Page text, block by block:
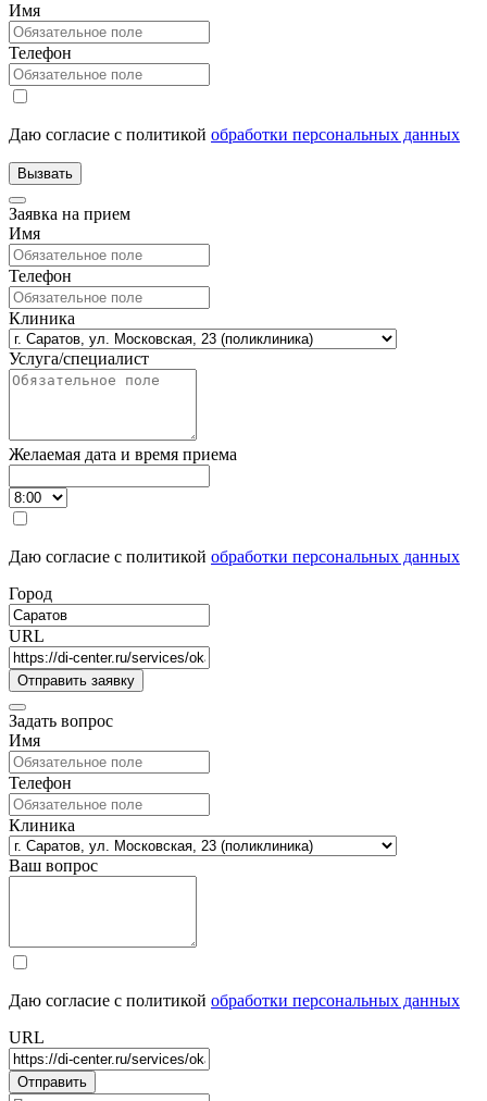
Имя
Телефон
Даю согласие с политикой обработки персональных данных
Заявка на прием
Имя
Телефон
Клиника
Услуга/специалист
Желаемая дата и время приема
Даю согласие с политикой обработки персональных данных
Город
URL
Задать вопрос
Имя
Телефон
Клиника
Ваш вопрос
Даю согласие с политикой обработки персональных данных
URL